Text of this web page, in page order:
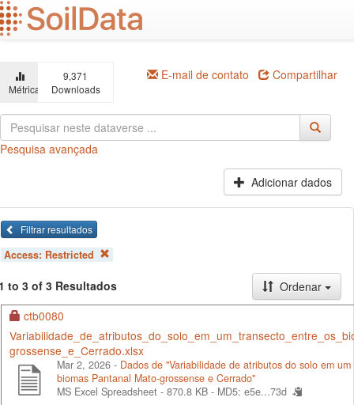
Ir
para
o
principal
Métricas
9,371
Downloads
E-mail de contato Compartilhar
Pesquisa avançada
Adicionar dados
Filtrar resultados
Access: Restricted
to 3 of 3 Resultados
Ordenar
ctb0080
grossense_e_Cerrado.xlsx
Mar 2, 2026 - Dados de "Variabilidade de atributos do solo em
biomas Pantanal Mato-grossense e Cerrado"
MS Excel Spreadsheet - 870.8 KB - MD5: e5e...73d